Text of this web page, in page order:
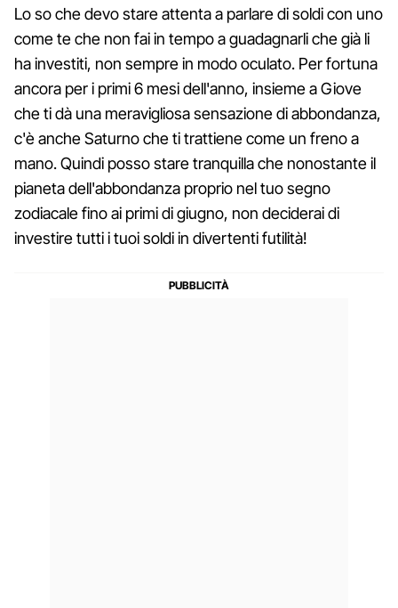
Lo so che devo stare attenta a parlare di soldi con uno
come te che non fai in tempo a guadagnarli che già li
ha investiti, non sempre in modo oculato. Per fortuna
ancora per i primi 6 mesi dell'anno, insieme a Giove
che ti dà una meravigliosa sensazione di abbondanza,
c'è anche Saturno che ti trattiene come un freno a
mano. Quindi posso stare tranquilla che nonostante il
pianeta dell'abbondanza proprio nel tuo segno
zodiacale fino ai primi di giugno, non deciderai di
investire tutti i tuoi soldi in divertenti futilità!